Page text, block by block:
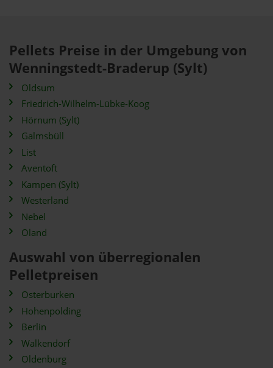
Pellets Preise in der Umgebung von
Wenningstedt-Braderup (Sylt)
Oldsum
Friedrich-Wilhelm-Lübke-Koog
Hörnum (Sylt)
Galmsbüll
List
Aventoft
Kampen (Sylt)
Westerland
Nebel
Oland
Auswahl von überregionalen
Pelletpreisen
Osterburken
Hohenpolding
Berlin
Walkendorf
Oldenburg